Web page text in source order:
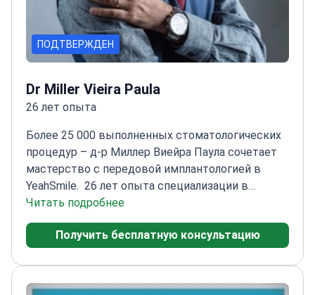
ПОДТВЕРЖДЕН
Dr Miller Vieira Paula
26 лет опыта
Более 25 000 выполненных стоматологических
процедур – д-р Миллер Виейра Паула сочетает
мастерство с передовой имплантологией в
YeahSmile. 26 лет опыта специализации в
функциональной и эстетической
стоматологииЭксперт в технике All-on-4 с
использованием передовых
для идеальной эстетикиЧлен Американской
академии косметической
Читать подробнее
Получить бесплатную консультацию